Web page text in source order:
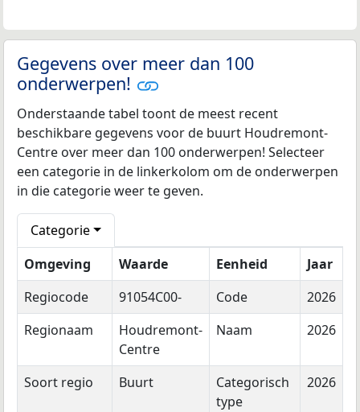
Gegevens over meer dan 100
onderwerpen!
Onderstaande tabel toont de meest recent
beschikbare gegevens voor de buurt Houdremont-
Centre over meer dan 100 onderwerpen! Selecteer
een categorie in de linkerkolom om de onderwerpen
in die categorie weer te geven.
Categorie
Omgeving
Waarde Eenheid
Jaar
Regiocode
91054C00- Code
2026
Regionaam
Houdremont-
Centre
Naam 2026
Soort regio Buurt
Categorisch
type
2026